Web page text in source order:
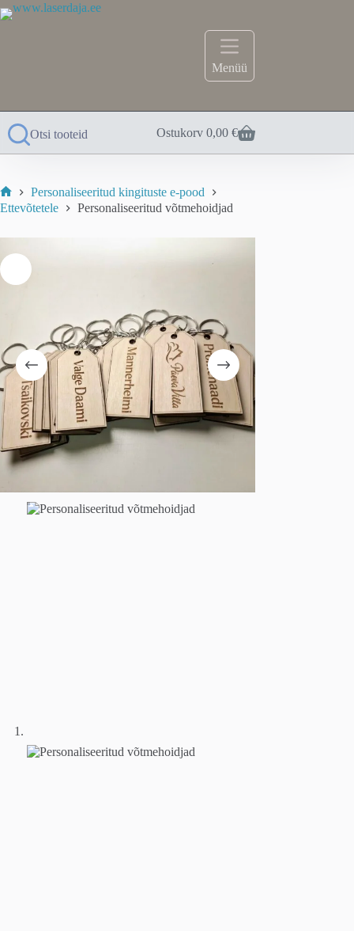
Skip
to
Menüü
Otsi tooteid Ostukorv 0,00 €
Home
Personaliseeritud kingituste e-pood
Ettevõtetele
Personaliseeritud võtmehoidjad